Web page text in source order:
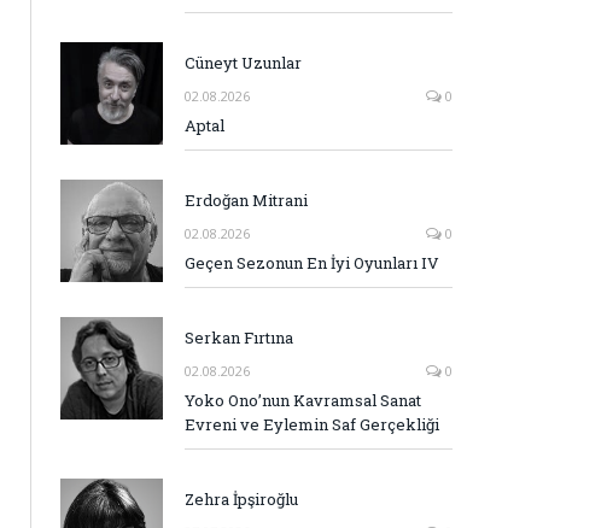
Cüneyt Uzunlar
02.08.2026 0
Aptal
Erdoğan Mitrani
02.08.2026 0
Geçen Sezonun En İyi Oyunları IV
Serkan Fırtına
02.08.2026 0
Yoko Ono’nun Kavramsal Sanat
Evreni ve Eylemin Saf Gerçekliği
Zehra İpşiroğlu